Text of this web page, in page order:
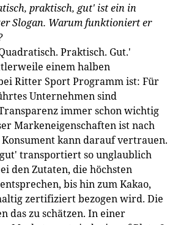
praktisch, gut' ist ein in
Slogan. Warum funktioniert er
Praktisch. Gut.'
einem halben
Ritter Sport Programm ist: Für
Unternehmen sind
immer schon wichtig
Markeneigenschaften ist nach
kann darauf vertrauen.
transportiert so unglaublich
den Zutaten, die höchsten
bis hin zum Kakao,
zertifiziert bezogen wird. Die
das zu schätzen. In einer